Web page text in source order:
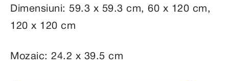
Dimensiuni: 59.3 x 59.3 cm, 60 x 120 cm,
120 x 120 cm
Mozaic: 24.2 x 39.5 cm